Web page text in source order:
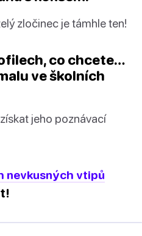
zločinec je támhle ten!
co chcete…
ve školních
jeho poznávací
nevkusných vtipů